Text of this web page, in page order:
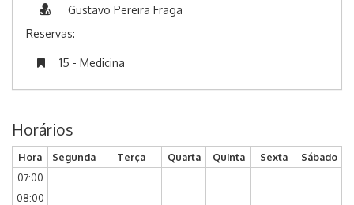
Gustavo Pereira Fraga
Reservas:
15 - Medicina
Horários
Hora Segunda Terça Quarta Quinta Sexta
Sábado
07:00
08:00